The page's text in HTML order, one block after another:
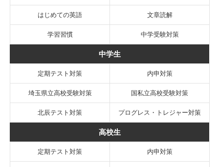
はじめての英語 文章読解
学習習慣 中学受験対策
中学生
定期テスト対策 内申対策
埼玉県立高校受験対策 国私立高校受験対策
北辰テスト対策 プログレス・トレジャー対策
高校生
定期テスト対策 内申対策